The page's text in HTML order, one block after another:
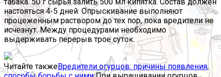
настояться 4-5 дней. Опрыскивание выполняют
процеженным раствором до тех пор, пока вредители не
исчезнут. Между процедурами необходимо
выдерживать перерыв трое суток.
Читайте такжеВредители огурцов: причины появления,